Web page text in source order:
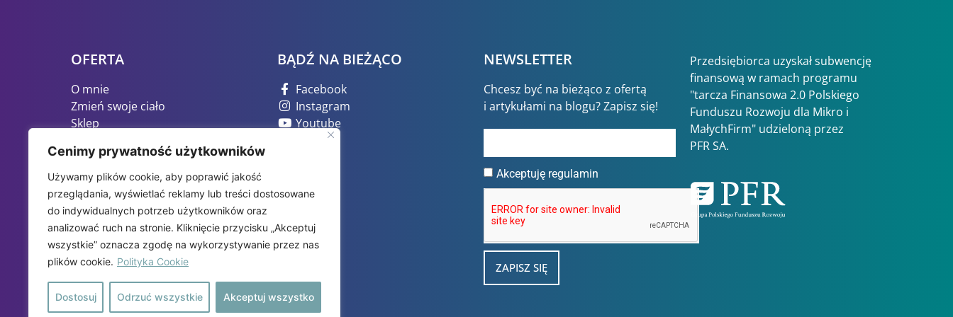
Cenimy prywatność użytkowników
Używamy plików cookie, aby poprawić jakość
przeglądania, wyświetlać reklamy lub treści dostosowane
do indywidualnych potrzeb użytkowników oraz
analizować ruch na stronie. Kliknięcie przycisku „Akceptuj
wszystkie” oznacza zgodę na wykorzystywanie przez nas
plików cookie. Polityka Cookie
Dostosuj Odrzuć wszystkie Akceptuj wszystko
OFERTA
O mnie
Zmień swoje ciało
Sklep
Kontakt
Polityka prywatności
Regulamin sklepu
BĄDŹ NA BIEŻĄCO
Facebook
Instagram
Youtube
TikTok
NEWSLETTER
Chcesz być na bieżąco z ofertą
i artykułami na blogu? Zapisz się!
Akceptuję regulamin
ZAPISZ SIĘ
Przedsiębiorca uzyskał subwencję
finansową w ramach programu
"tarcza Finansowa 2.0 Polskiego
Funduszu Rozwoju dla Mikro i
MałychFirm" udzieloną przez
PFR SA.